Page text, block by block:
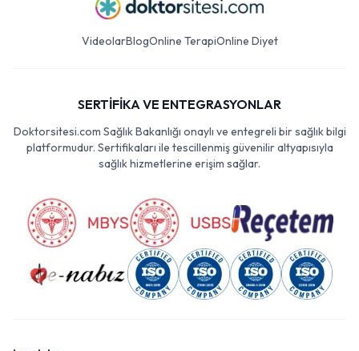
VideolarBlogOnline TerapiOnline Diyet
SERTİFİKA VE ENTEGRASYONLAR
Doktorsitesi.com Sağlık Bakanlığı onaylı ve entegreli bir sağlık bilgi
platformudur. Sertifikaları ile tescillenmiş güvenilir altyapısıyla
sağlık hizmetlerine erişim sağlar.